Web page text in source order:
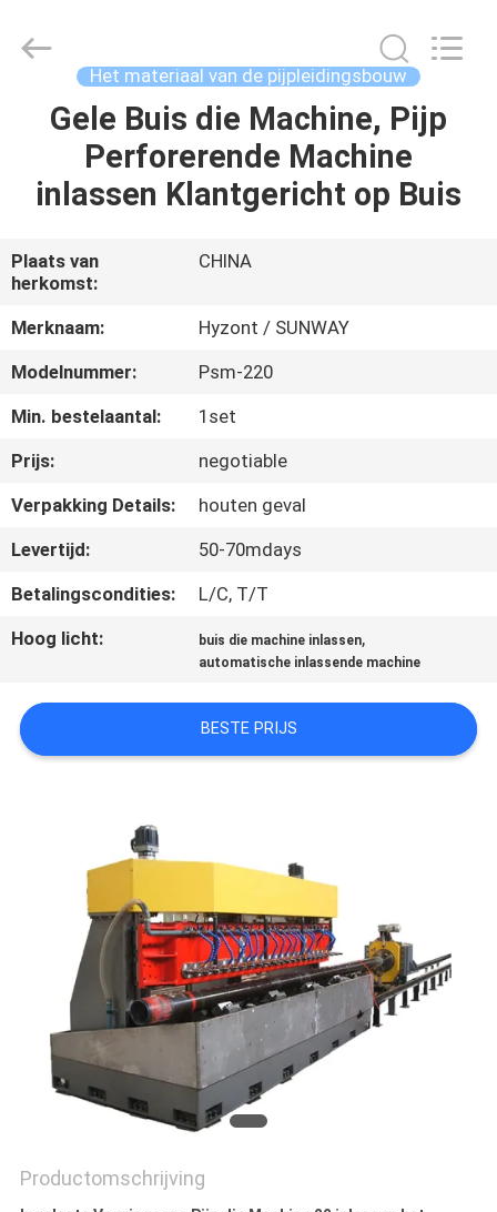
HUIS
PRODUCTEN
VIDEO'S
ONGEVEER
ONS
KWALITEITSCONTROLE
VERZOEK
CITAAT
SITEMAP
Co.,Ltd..
Het materiaal van de pijpleidingsbouw
Gele Buis die Machine, Pijp
Perforerende Machine
inlassen Klantgericht op Buis
Plaats van
herkomst:
CHINA
Merknaam:
Hyzont / SUNWAY
Modelnummer:
Psm-220
Min. bestelaantal:
1set
Prijs:
negotiable
Verpakking Details:
houten geval
Levertijd:
50-70mdays
Betalingscondities:
L/C, T/T
Hoog licht:
buis die machine inlassen,
automatische inlassende machine
BESTE PRIJS
Productomschrijving